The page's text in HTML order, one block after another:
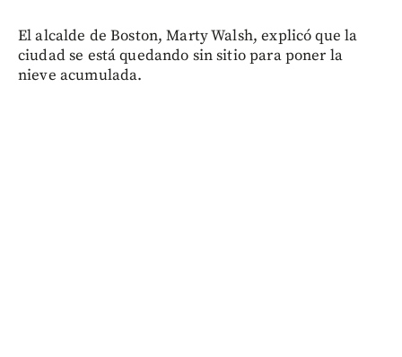
El alcalde de Boston, Marty Walsh, explicó que la
ciudad se está quedando sin sitio para poner la
nieve acumulada.